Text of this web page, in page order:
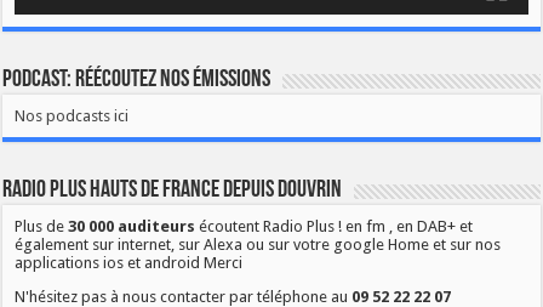
Podcast: Réécoutez nos émissions
Nos podcasts ici
Radio Plus Hauts de France depuis Douvrin
Plus de30 000 auditeurs écoutent Radio Plus ! en fm , en DAB+ et
également sur internet, sur Alexa ou sur votre google Home et sur nos
applications ios et android Merci
N'hésitez pas à nous contacter par téléphone au 09 52 22 22 07